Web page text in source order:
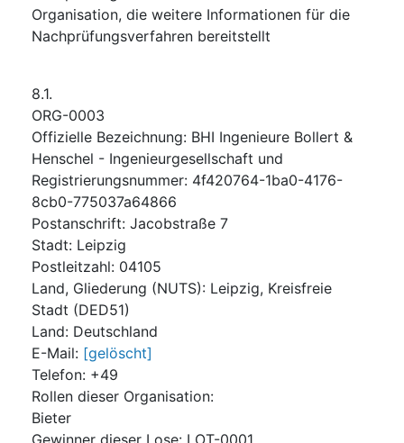
Organisation, die weitere Informationen für die
Nachprüfungsverfahren bereitstellt
8.1.
ORG-0003
Offizielle Bezeichnung: BHI Ingenieure Bollert &
Henschel - Ingenieurgesellschaft und
Registrierungsnummer: 4f420764-1ba0-4176-
8cb0-775037a64866
Postanschrift: Jacobstraße 7
Stadt: Leipzig
Postleitzahl: 04105
Land, Gliederung (NUTS): Leipzig, Kreisfreie
Stadt (DED51)
Land: Deutschland
E-Mail: [gelöscht]
Telefon: +49
Rollen dieser Organisation:
Bieter
Gewinner dieser Lose: LOT-0001